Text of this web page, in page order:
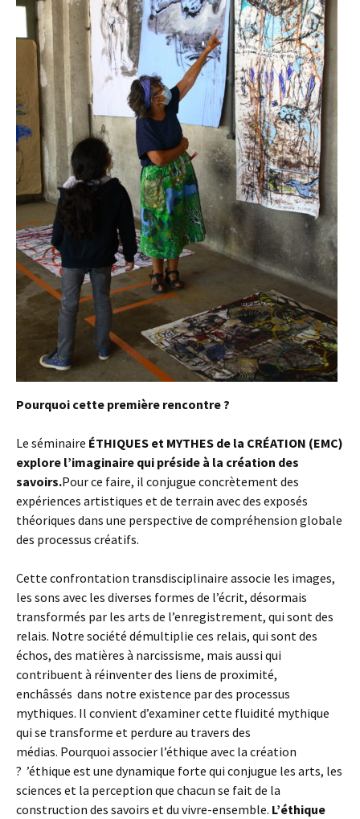
Pourquoi cette première rencontre ?
Le séminaire ÉTHIQUES et MYTHES de la CRÉATION (EMC)
explore l’imaginaire qui préside à la création des
savoirs.Pour ce faire, il conjugue concrètement des
expériences artistiques et de terrain avec des exposés
théoriques dans une perspective de compréhension globale
des processus créatifs.
Cette confrontation transdisciplinaire associe les images,
les sons avec les diverses formes de l’écrit, désormais
transformés par les arts de l’enregistrement, qui sont des
relais. Notre société démultiplie ces relais, qui sont des
échos, des matières à narcissisme, mais aussi qui
contribuent à réinventer des liens de proximité,
enchâssés dans notre existence par des processus
mythiques. Il convient d’examiner cette fluidité mythique
qui se transforme et perdure au travers des
médias. Pourquoi associer l’éthique avec la création
? ’éthique est une dynamique forte qui conjugue les arts, les
sciences et la perception que chacun se fait de la
construction des savoirs et du vivre-ensemble. L’éthique